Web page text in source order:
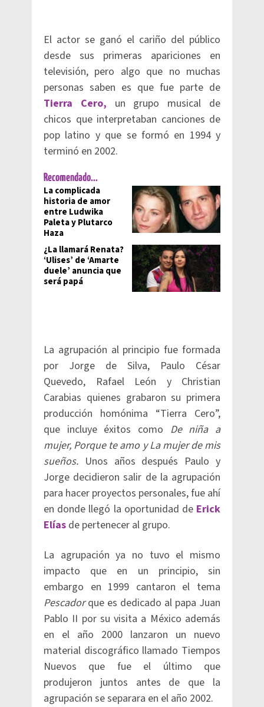
El actor se ganó el cariño del público
desde sus primeras apariciones en
televisión, pero algo que no muchas
personas saben es que fue parte de
Tierra Cero, un grupo musical de
chicos que interpretaban canciones de
pop latino y que se formó en 1994 y
terminó en 2002.
Recomendado...
La complicada
historia de amor
entre Ludwika
Paleta y Plutarco
Haza
¿La llamará Renata?
‘Ulises’ de ‘Amarte
duele’ anuncia que
será papá
La agrupación al principio fue formada
por Jorge de Silva, Paulo César
Quevedo, Rafael León y Christian
Carabias quienes grabaron su primera
producción homónima “Tierra Cero”,
que incluye éxitos como De niña a
mujer, Porque te amo y La mujer de mis
sueños. Unos años después Paulo y
Jorge decidieron salir de la agrupación
para hacer proyectos personales, fue ahí
en donde llegó la oportunidad de Erick
Elías de pertenecer al grupo.
La agrupación ya no tuvo el mismo
impacto que en un principio, sin
embargo en 1999 cantaron el tema
Pescadorque es dedicado al papa Juan
Pablo II por su visita a México además
en el año 2000 lanzaron un nuevo
material discográfico llamado Tiempos
Nuevos que fue el último que
produjeron juntos antes de que la
agrupación se separara en el año 2002.